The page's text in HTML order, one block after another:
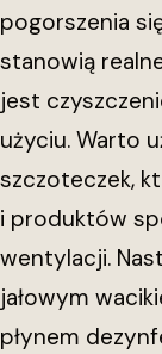
pogorszenia
stanowią
jest
użyciu. Warto
szczoteczek,
i produktów
wentylacji.
jałowym
płynem